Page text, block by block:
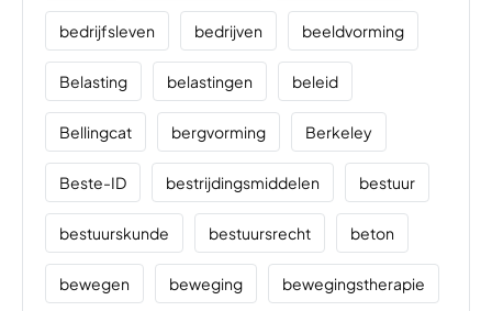
bedrijfsleven bedrijven beeldvorming
Belasting belastingen beleid
Bellingcat bergvorming Berkeley
Beste-ID bestrijdingsmiddelen bestuur
bestuurskunde bestuursrecht beton
bewegen beweging bewegingstherapie